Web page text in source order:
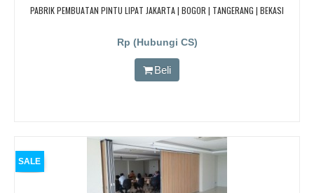
PABRIK PEMBUATAN PINTU LIPAT JAKARTA | BOGOR | TANGERANG | BEKASI
Rp (Hubungi CS)
Beli
SALE